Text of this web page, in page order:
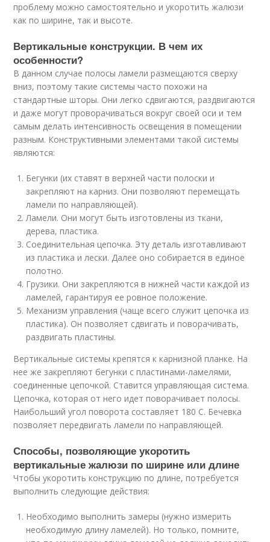
проблему можно самостоятельно и укоротить жалюзи
как по ширине, так и высоте.
Вертикальные конструкции. В чем их
особенности?
В данном случае полосы ламели размещаются сверху
вниз, поэтому такие системы часто похожи на
стандартные шторы. Они легко сдвигаются, раздвигаются
и даже могут проворачиваться вокруг своей оси и тем
самым делать интенсивность освещения в помещении
разным. Конструктивными элементами такой системы
являются:
Бегунки (их ставят в верхней части полоски и
закрепляют на карниз. Они позволяют перемещать
ламели по направляющей).
Ламели. Они могут быть изготовлены из ткани,
дерева, пластика.
Соединительная цепочка. Эту деталь изготавливают
из пластика и лески. Далее оно собирается в единое
полотно.
Грузики. Они закрепляются в нижней части каждой из
ламелей, гарантируя ее ровное положение.
Механизм управления (чаще всего служит цепочка из
пластика). Он позволяет сдвигать и поворачивать,
раздвигать пластины.
Вертикальные системы крепятся к карнизной планке. На
нее же закрепляют бегунки с пластинами-ламелями,
соединенные цепочкой. Ставится управляющая система.
Цепочка, которая от него идет поворачивает полосы.
Наибольший угол поворота составляет 180 С. Бечевка
позволяет передвигать ламели по направляющей.
Способы, позволяющие укоротить
вертикальные жалюзи по ширине или длине
Чтобы укоротить конструкцию по длине, потребуется
выполнить следующие действия:
Необходимо выполнить замеры (нужно измерить
необходимую длину ламелей). Но только, помните,